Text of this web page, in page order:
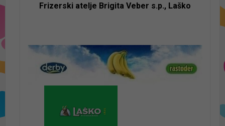
Frizerski atelje Brigita Veber s.p., Laško